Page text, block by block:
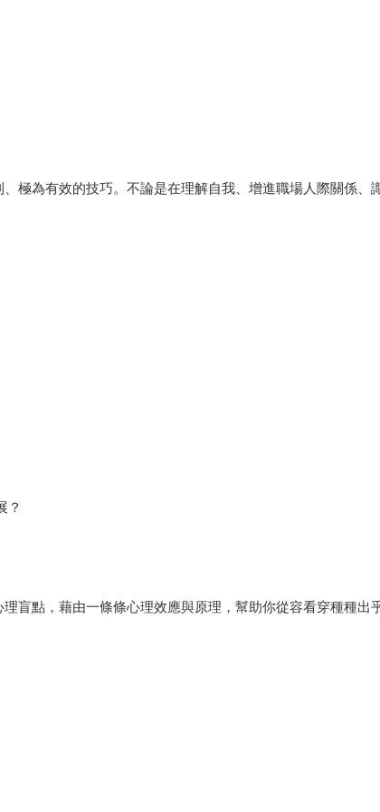
極為有效的技巧。不論是在理解自我、增進職場人際關係、
？
盲點，藉由一條條心理效應與原理，幫助你從容看穿種種出